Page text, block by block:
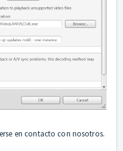
en contacto con nosotros.